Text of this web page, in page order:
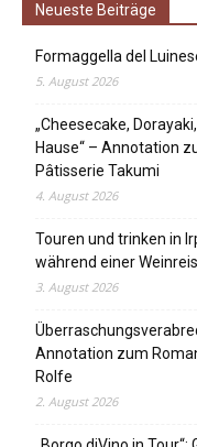
Neueste Beiträge
Formaggella del
5. August 2026
„Cheesecake,
Hause“ – Annotation
Pâtisserie Takumi
4. August 2026
Touren und trinken in
während einer
3. August 2026
Annotation zum
Rolfe
2. August 2026